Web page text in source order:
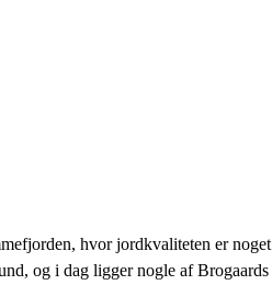
hvor jordkvaliteten er noget
og i dag ligger nogle af Brogaards